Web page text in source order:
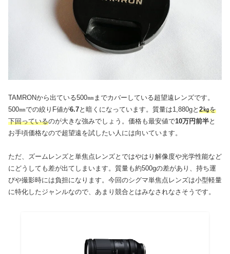
TAMRONから出ている500㎜までカバーしている超望遠レンズです。
500㎜での絞りF値が6.7と暗くになっています。質量は1,880gと 2㎏を
下回っているのが大きな強みでしょう。価格も最安値で10万円前半と
お手頃価格なので超望遠を試したい人には向いています。
ただ、ズームレンズと単焦点レンズとではやはり解像度や光学性能など
にどうしても差が出てしまいます。質量も約500gの差があり、持ち運
びや撮影時には負担になります。今回のシグマ単焦点レンズは小型軽量
に特化したジャンルなので、あまり競合とはみなされなさそうです。